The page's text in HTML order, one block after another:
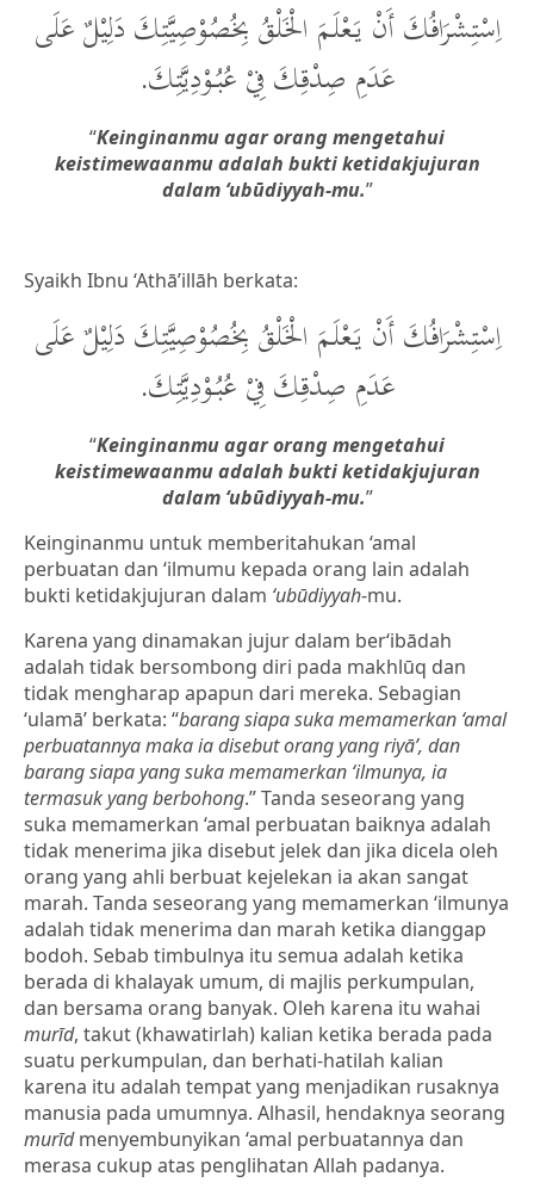
اِسْتِشْرَافُكَ أَنْ يَعْلَمَ الْخَلْقُ بِخُصُوْصِيَّتِكَ دَلِيْلٌ عَلَى
عَدَمِ صِدْقِكَ فِيْ عُبُوْدِيَّتِكَ.
“Keinginanmu agar orang mengetahui
keistimewaanmu adalah bukti ketidakjujuran
dalam ‘ubūdiyyah-mu.”
Syaikh Ibnu ‘Athā’illāh berkata:
اِسْتِشْرَافُكَ أَنْ يَعْلَمَ الْخَلْقُ بِخُصُوْصِيَّتِكَ دَلِيْلٌ عَلَى
عَدَمِ صِدْقِكَ فِيْ عُبُوْدِيَّتِكَ.
“Keinginanmu agar orang mengetahui
keistimewaanmu adalah bukti ketidakjujuran
dalam ‘ubūdiyyah-mu.”
Keinginanmu untuk memberitahukan ‘amal
perbuatan dan ‘ilmumu kepada orang lain adalah
bukti ketidakjujuran dalam ‘ubūdiyyah-mu.
Karena yang dinamakan jujur dalam ber‘ibādah
adalah tidak bersombong diri pada makhlūq dan
tidak mengharap apapun dari mereka. Sebagian
‘ulamā’ berkata: “barang siapa suka memamerkan ‘amal
perbuatannya maka ia disebut orang yang riyā’, dan
barang siapa yang suka memamerkan ‘ilmunya, ia
termasuk yang berbohong.” Tanda seseorang yang
suka memamerkan ‘amal perbuatan baiknya adalah
tidak menerima jika disebut jelek dan jika dicela oleh
orang yang ahli berbuat kejelekan ia akan sangat
marah. Tanda seseorang yang memamerkan ‘ilmunya
adalah tidak menerima dan marah ketika dianggap
bodoh. Sebab timbulnya itu semua adalah ketika
berada di khalayak umum, di majlis perkumpulan,
dan bersama orang banyak. Oleh karena itu wahai
murīd, takut (khawatirlah) kalian ketika berada pada
suatu perkumpulan, dan berhati-hatilah kalian
karena itu adalah tempat yang menjadikan rusaknya
manusia pada umumnya. Alhasil, hendaknya seorang
murīdmenyembunyikan ‘amal perbuatannya dan
merasa cukup atas penglihatan Allah padanya.